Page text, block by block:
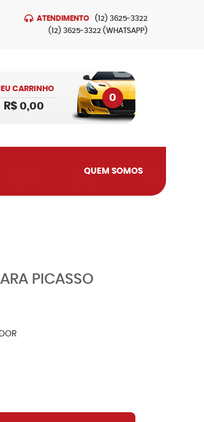
ATENDIMENTO (12) 3625-3322
(12) 3625-3322 (WHATSAPP)
CARRINHO
0
R$ 0,00
QUEM SOMOS
PICASSO